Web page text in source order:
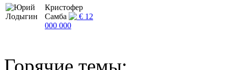
Кристофер
Самба
€ 12
000 000